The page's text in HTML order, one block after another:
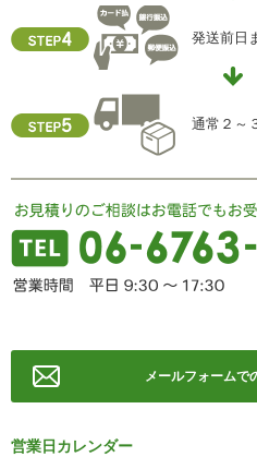
住所
発送前日
通常２～
メールフォームで
営業日カレンダー